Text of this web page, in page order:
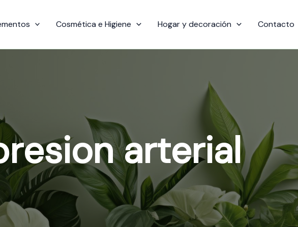
Cosmética e Higiene Hogar y decoración Contacto
arterial